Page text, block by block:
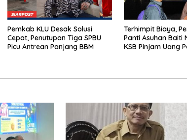
Pemkab KLU Desak Solusi
Cepat, Penutupan Tiga SPBU
Picu Antrean Panjang BBM
Terhimpit Biaya,
Panti Asuhan Baiti
KSB Pinjam Uang